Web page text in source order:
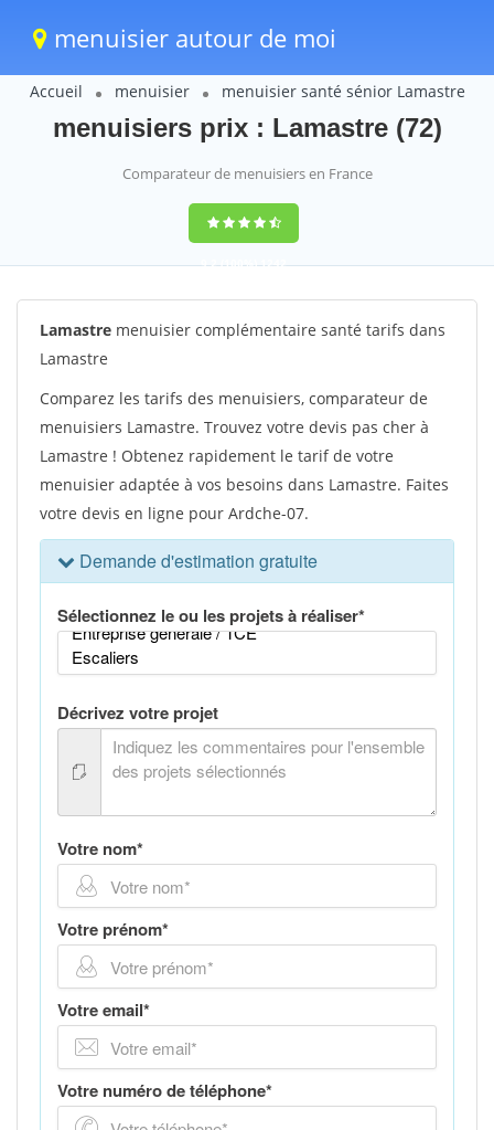
menuisier autour de moi
Accueil menuisier menuisier santé sénior Lamastre
menuisiers prix : Lamastre (72)
Comparateur de menuisiers en France
9,2(100%)1242
votes
Lamastre menuisier complémentaire santé tarifs dans
Lamastre
Comparez les tarifs des menuisiers, comparateur de
menuisiers Lamastre. Trouvez votre devis pas cher à
Lamastre ! Obtenez rapidement le tarif de votre
menuisier adaptée à vos besoins dans Lamastre. Faites
votre devis en ligne pour Ardche-07.